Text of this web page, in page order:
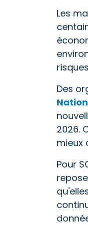
Les
Des
2026.
mieux
Pour